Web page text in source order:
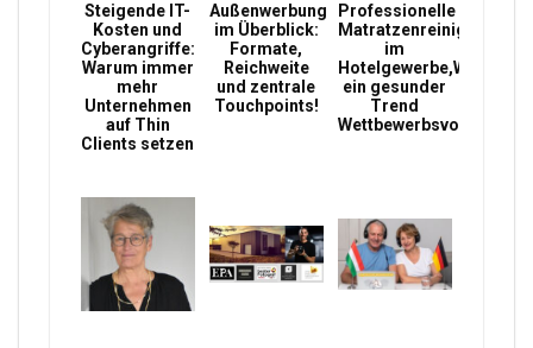
Steigende IT-
Kosten und
Cyberangriffe:
Warum immer
mehr
Unternehmen
auf Thin
Clients setzen
Außenwerbung
im Überblick:
Formate,
Reichweite
und zentrale
Touchpoints!
Professionelle
Matratzenreinigung,
im
Hotelgewerbe,Warum
ein gesunder
Trend
Wettbewerbsvorteile